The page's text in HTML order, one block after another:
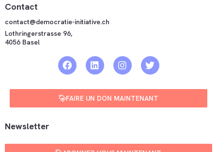
Contact
contact@democratie-initiative.ch
Lothringerstrasse 96,
4056 Basel
FAIRE UN DON MAINTENANT
Newsletter